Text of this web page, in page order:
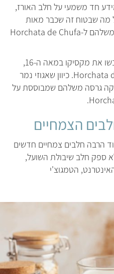
חד משמעי על חלב האורז,
מה שבטוח זה שכבר מאות
שנים המקסיקנים מכינים גרסה משלהם ל-Horchata de Chufa
הכל התחיל אחרי שהספרדים כבשו את מקסיקו במאה ה-16,
והמקסיקנים נחשפו ל-Horchata de Chufa. כיוון שאגוזי נמר
גרסה משלהם שמבוססת על
הצמחיים
הרבה חלבים צמחיים חדשים
ספק חלב שיבולת השועל,
כמו האינטרנט, הטמגוצ'י